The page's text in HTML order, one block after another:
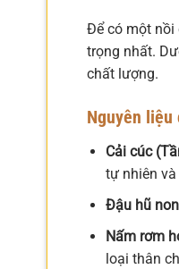
Để có một nồi
trọng nhất.
chất lượng.
Nguyên liệu
Cải cúc
tự nhiên
Đậu hũ
Nấm rơm
loại thân